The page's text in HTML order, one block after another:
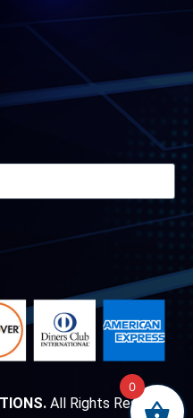
All Rights Reserved.
0